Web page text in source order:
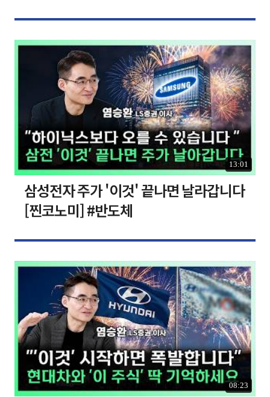
13:01
삼성전자 주가 '이것' 끝나면 날라갑니다
[찐코노미] #반도체
08:23